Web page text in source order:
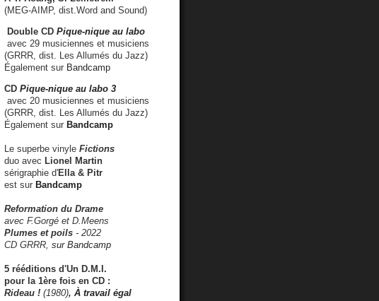
(MEG-AIMP, dist.Word and Sound)
Double CD Pique-nique au labo
avec 29 musiciennes et musiciens
(GRRR, dist. Les Allumés du Jazz)
Également sur Bandcamp
CD Pique-nique au labo 3
avec 20 musiciennes et musiciens
(GRRR, dist. Les Allumés du Jazz)
Également sur Bandcamp
Le superbe vinyle Fictions
duo avec Lionel Martin
sérigraphie d'Ella & Pitr
est sur Bandcamp
Reformation du Drame
avec F.Gorgé et D.Meens
Plumes et poils - 2022
CD GRRR, sur Bandcamp
5 rééditions d'Un D.M.I.
pour la 1ère fois en CD :
Rideau ! (1980), À travail égal